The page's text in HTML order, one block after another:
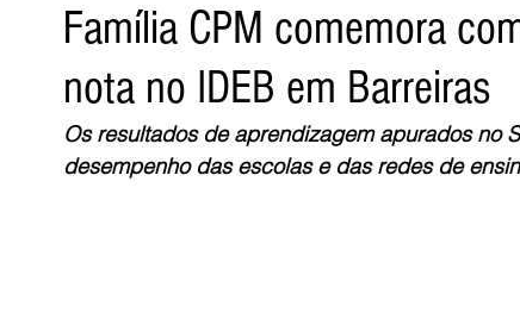
Informe - Deputado Tito Balanço ambiental Informes - Deputado
Pedido de renovação Vagas PCD LICENÇA DE OPERAÇÃO
Família CPM comemora
nota no IDEB em Barreiras
Os resultados de aprendizagem apurados no
desempenho das escolas e das redes de